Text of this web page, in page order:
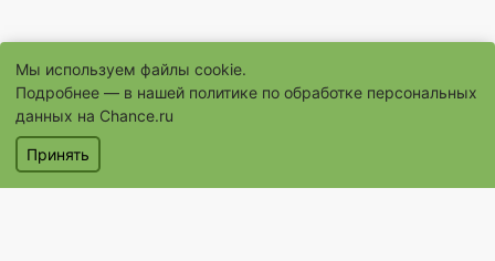
Мы используем файлы cookie.
Подробнее — в нашей политике по обработке персональных
данных на Chance.ru
Принять
© 1996–2026 Сайт бесплатных объявлений «Шанс.Ру»
® «Шанс», «chance» являются зарегистрированными товарными
знаками